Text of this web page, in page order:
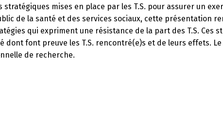
mises en place par les T.S. pour assurer un
de la santé et des services sociaux, cette présentation
qui expriment une résistance de la part des T.S. Ces
dont font preuve les T.S. rencontré(e)s et de leurs effets.
de recherche.